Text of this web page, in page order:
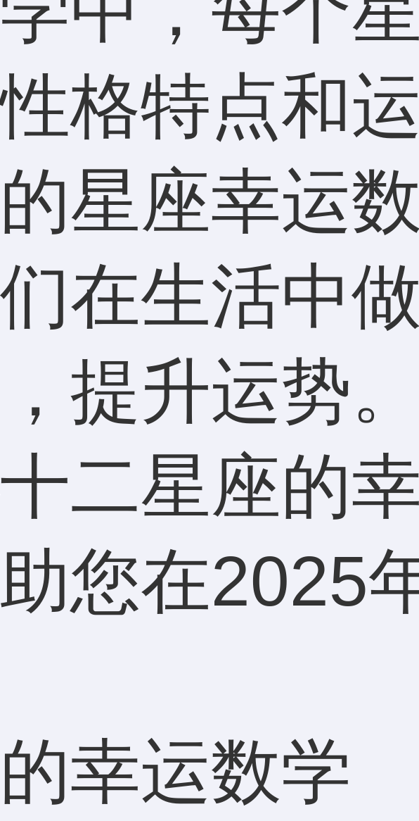
格特点和
星座幸运
在生活中
提升运势
二星座的
您在2025
幸运数学